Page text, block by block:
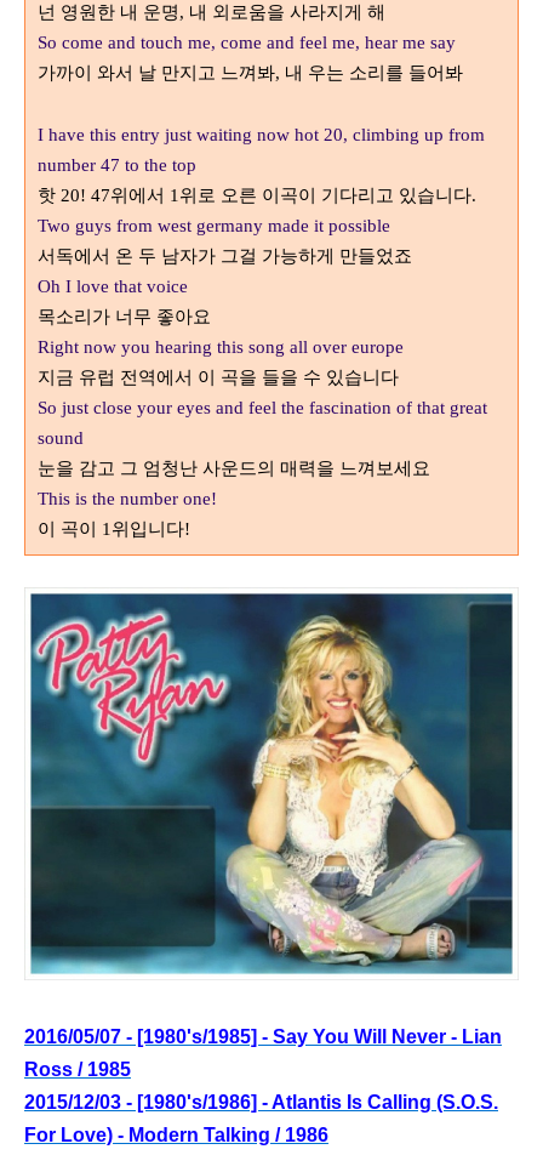
넌 영원한 내 운명, 내 외로움을 사라지게 해
So come and touch me, come and feel me, hear me say
가까이 와서 날 만지고 느껴봐, 내 우는 소리를 들어봐
I have this entry just waiting now hot 20, climbing up from
number 47 to the top
핫 20! 47위에서 1 위로 오른 이곡이 기다리고 있습니다.
Two guys from west germany made it possible
서독에서 온 두 남자가 그걸 가능하게 만들었죠
Oh I love that voice
목소리가 너무 좋아요
Right now you hearing this song all over europe
지금 유럽 전역에서 이 곡을 들을 수 있습니다
So just close your eyes and feel the fascination of that great
sound
눈을 감고 그 엄청난 사운드의 매력을 느껴보세요
This is the number one!
이 곡이 1 위입니다!
2016/05/07 - [1980's/1985] - Say You Will Never - Lian
Ross / 1985
2015/12/03 - [1980's/1986] - Atlantis Is Calling (S.O.S.
For Love) - Modern Talking / 1986